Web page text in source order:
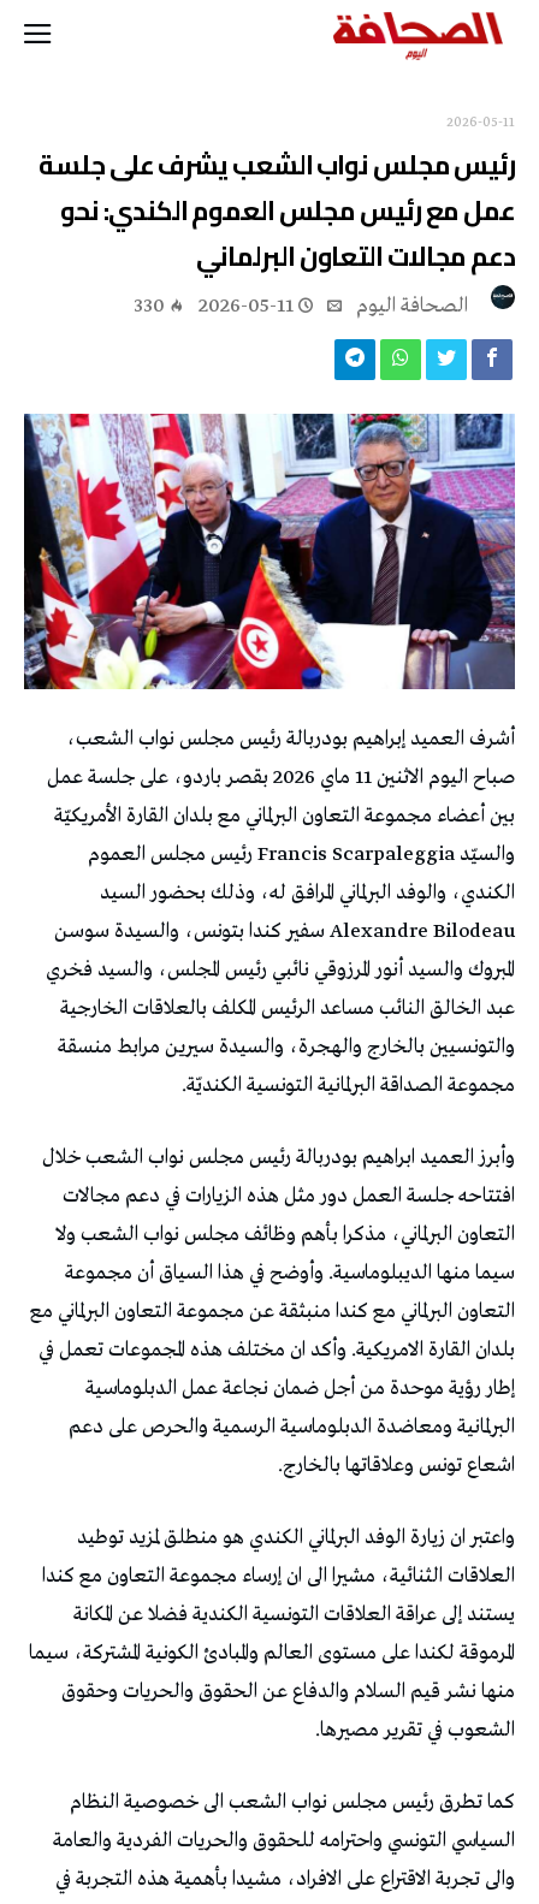
2026-05-11
رئيس مجلس نواب الشعب يشرف على جلسة
عمل مع رئيس مجلس العموم الكندي: نحو
دعم مجالات التعاون البرلماني
2026-05-11
330
أشرف العميد إبراهيم بودربالة رئيس مجلس نواب الشعب،
صباح اليوم الاثنين 11 ماي 2026 بقصر باردو، على جلسة عمل
بين أعضاء مجموعة التعاون البرلماني مع بلدان القارة الأمريكيّة
والسيّد Francis Scarpaleggia رئيس مجلس العموم
الكندي، والوفد البرلماني المرافق له، وذلك بحضور السيد
Alexandre Bilodeau سفير كندا بتونس، والسيدة سوسن
المبروك والسيد أنور المرزوقي نائبي رئيس المجلس، والسيد فخري
عبد الخالق النائب مساعد الرئيس المكلف بالعلاقات الخارجية
والتونسيين بالخارج والهجرة، والسيدة سيرين مرابط منسقة
مجموعة الصداقة البرلمانية التونسية الكنديّة.
وأبرز العميد ابراهيم بودربالة رئيس مجلس نواب الشعب خلال
افتتاحه جلسة العمل دور مثل هذه الزيارات في دعم مجالات
التعاون البرلماني، مذكرا بأهم وظائف مجلس نواب الشعب ولا
سيما منها الديبلوماسية. وأوضح في هذا السياق أن مجموعة
التعاون البرلماني مع كندا منبثقة عن مجموعة التعاون البرلماني مع
بلدان القارة الامريكية. وأكد ان مختلف هذه المجموعات تعمل في
إطار رؤية موحدة من أجل ضمان نجاعة عمل الدبلوماسية
البرلمانية ومعاضدة الدبلوماسية الرسمية والحرص على دعم
اشعاع تونس وعلاقاتها بالخارج.
واعتبر ان زيارة الوفد البرلماني الكندي هو منطلق لمزيد توطيد
العلاقات الثنائية، مشيرا الى ان إرساء مجموعة التعاون مع كندا
يستند إلى عراقة العلاقات التونسية الكندية فضلا عن المكانة
المرموقة لكندا على مستوى العالم والمبادئ الكونية المشتركة، سيما
منها نشر قيم السلام والدفاع عن الحقوق والحريات وحقوق
الشعوب في تقرير مصيرها.
كما تطرق رئيس مجلس نواب الشعب الى خصوصية النظام
السياسي التونسي واحترامه للحقوق والحريات الفردية والعامة
والى تجربة الاقتراع على الافراد، مشيدا بأهمية هذه التجربة في